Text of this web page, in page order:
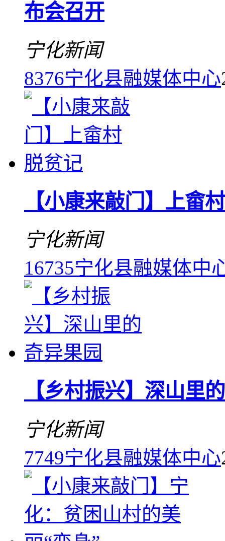
布会召开
宁化新闻
8376宁化县融媒体中心
【小康来敲门】上畲
宁化新闻
16735宁化县融媒体中
【乡村振兴】深山里
宁化新闻
7749宁化县融媒体中心